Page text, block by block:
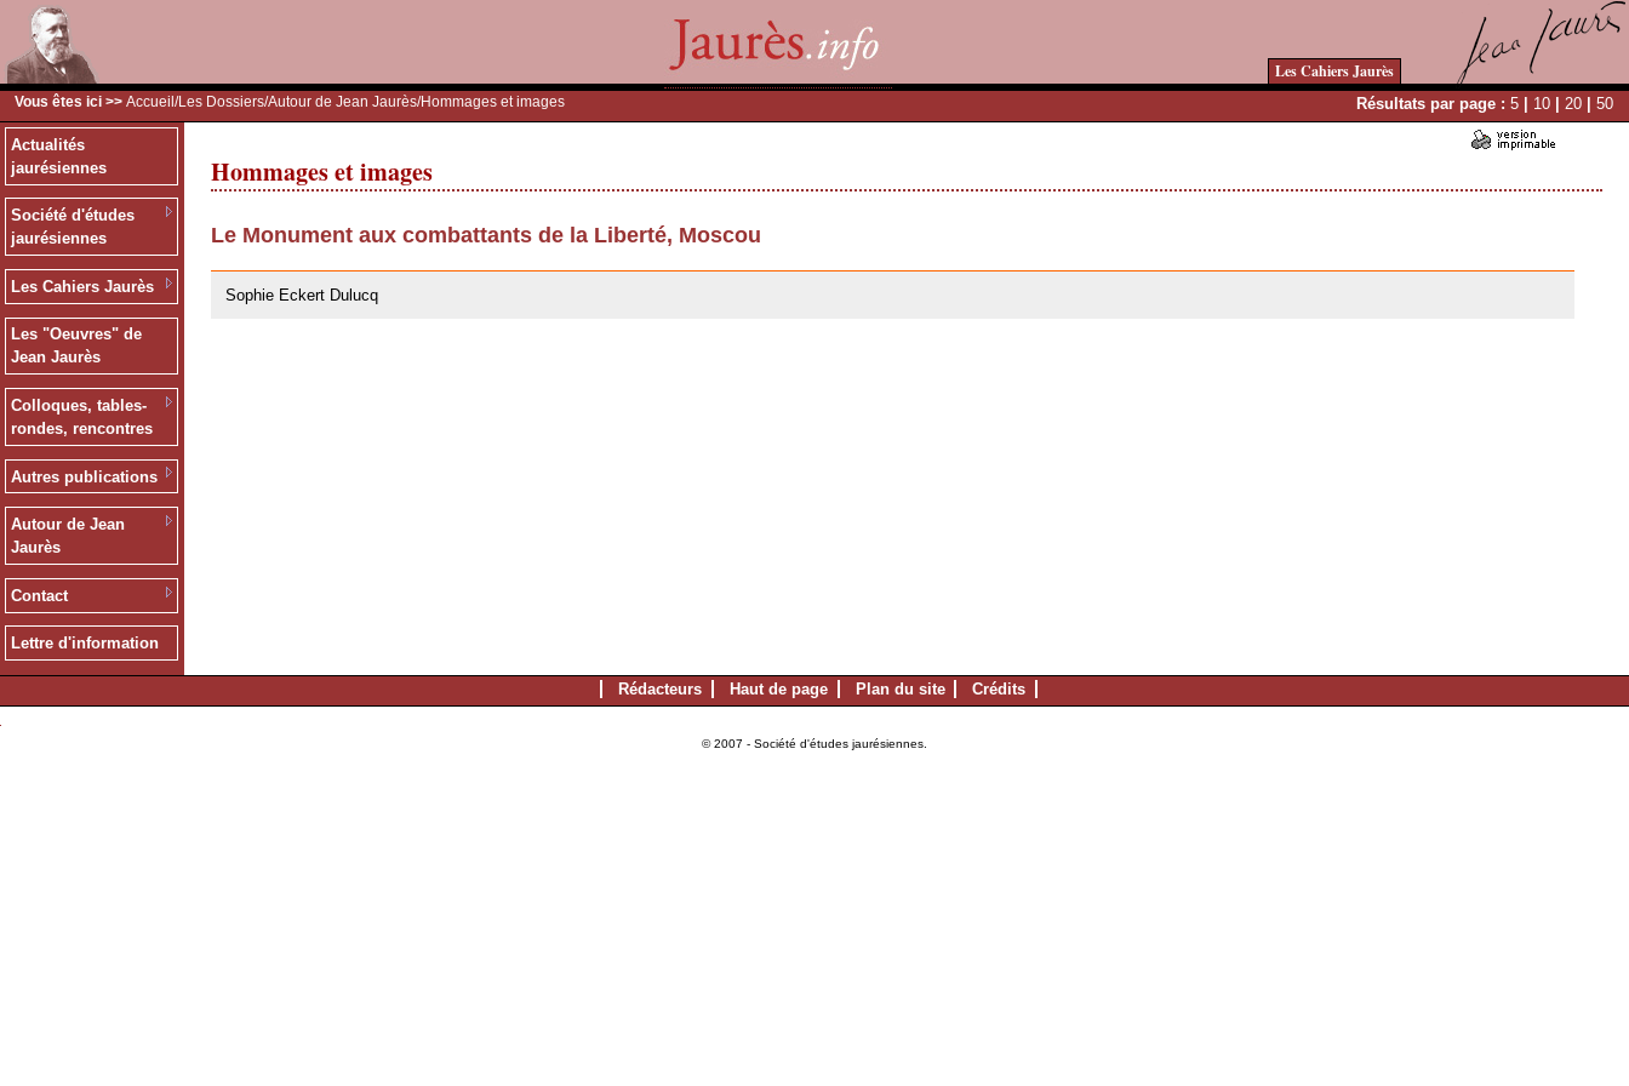
Les Cahiers Jaurès
Vous êtes ici >> Accueil /Les Dossiers/Autour de Jean Jaurès/Hommages et images Résultats par page : 5 | 10 | 20 | 50
Actualités
jaurésiennes
Société d'études
jaurésiennes
Les Cahiers Jaurès
Les "Oeuvres" de
Jean Jaurès
Colloques, tables-
rondes, rencontres
Autres publications
Autour de Jean
Jaurès
Contact
Lettre d'information
Hommages et images
Le Monument aux combattants de la Liberté, Moscou
Sophie Eckert Dulucq
Rédacteurs Haut de page Plan du site Crédits
© 2007 - Société d'études jaurésiennes.